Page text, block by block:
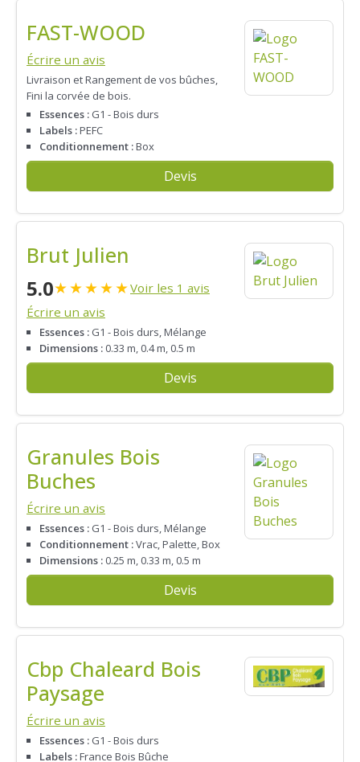
FAST-WOOD
Écrire un avis
Livraison et Rangement de vos bûches,
Fini la corvée de bois.
Essences : G1 - Bois durs
Labels :PEFC
Conditionnement :Box
Devis
Brut Julien
5.0★★★★★Voir les 1 avis
Écrire un avis
Essences : G1 - Bois durs, Mélange
Dimensions : 0.33 m, 0.4 m, 0.5 m
Devis
Granules Bois
Buches
Écrire un avis
Essences : G1 - Bois durs, Mélange
Conditionnement :Vrac, Palette, Box
Dimensions : 0.25 m, 0.33 m, 0.5 m
Devis
Cbp Chaleard Bois
Paysage
Écrire un avis
Essences : G1 - Bois durs
Labels :France Bois Bûche